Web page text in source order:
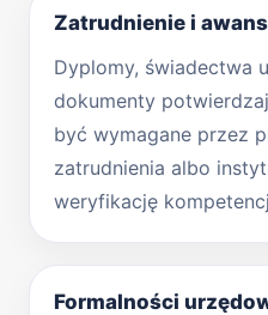
Zatrudnienie i
Dyplomy, świadectwa
dokumenty
być wymagane przez
zatrudnienia albo
weryfikację
Formalności